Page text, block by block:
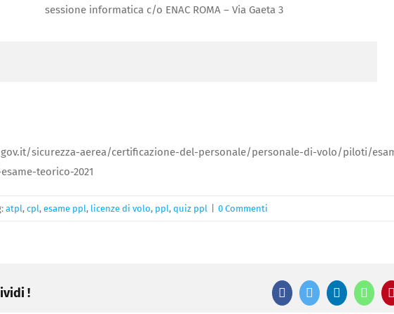
sessione informatica c/o ENAC ROMA – Via Gaeta 3
sicurezza-aerea/certificazione-del-personale/personale-di-volo/piloti/
teorico-2021
atpl, cpl, esame ppl, licenze di volo, ppl, quiz ppl 0 Commenti
! Facebook
TwitterLinkedIn